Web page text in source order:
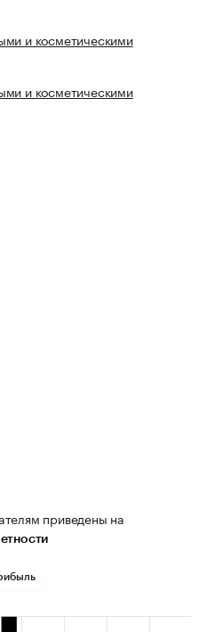
и косметическими
и косметическими
приведены на